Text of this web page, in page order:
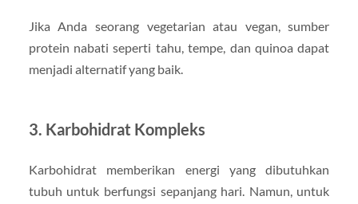
Jika Anda seorang vegetarian atau vegan, sumber
protein nabati seperti tahu, tempe, dan quinoa dapat
menjadi alternatif yang baik.
3. Karbohidrat Kompleks
Karbohidrat memberikan energi yang dibutuhkan
tubuh untuk berfungsi sepanjang hari. Namun, untuk